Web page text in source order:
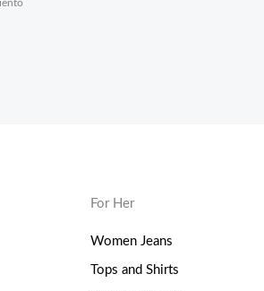
For Her
Women Jeans
Tops and Shirts